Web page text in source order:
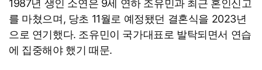
1987년 생인 소연은 9세 연하 조유민과 최근 혼인신고
를 마쳤으며, 당초 11월로 예정됐던 결혼식을 2023년
으로 연기했다. 조유민이 국가대표로 발탁되면서 연습
에 집중해야 했기 때문.